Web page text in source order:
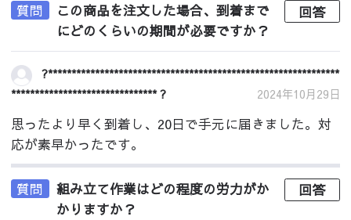
質問
この商品を注文した場合、到着まで
にどのくらいの期間が必要ですか？
回答
?**************************************************************
******************************* ?
2024年10月29日
思ったより早く到着し、20日で手元に届きました。対
応が素早かったです。
質問
組み立て作業はどの程度の労力がか
かりますか？
回答